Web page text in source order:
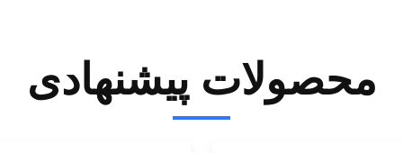
محصولات پیشنهادی